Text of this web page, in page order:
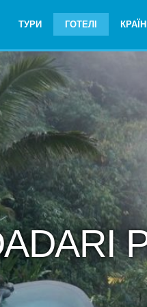
ТУРИ ГОТЕЛІ